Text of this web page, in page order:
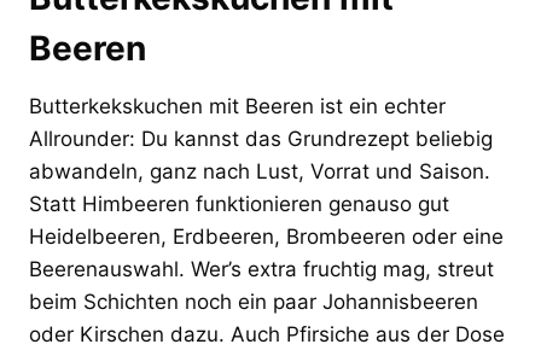
Beeren
Butterkekskuchen mit Beeren ist ein echter
Allrounder: Du kannst das Grundrezept beliebig
abwandeln, ganz nach Lust, Vorrat und Saison.
Statt Himbeeren funktionieren genauso gut
Heidelbeeren, Erdbeeren, Brombeeren oder eine
Beerenauswahl. Wer’s extra fruchtig mag, streut
beim Schichten noch ein paar Johannisbeeren
oder Kirschen dazu. Auch Pfirsiche aus der Dose